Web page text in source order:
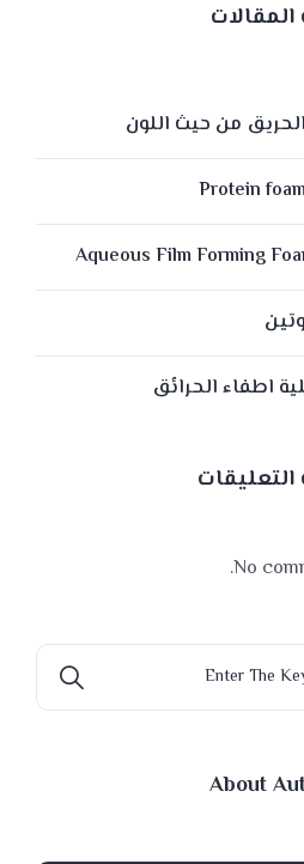
من حيث اللون
اطفاء الحرائق
No
About